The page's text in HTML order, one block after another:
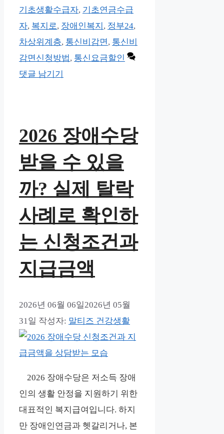
테
고
리
그
기초생활수급자, 기초연금수급
자, 복지로, 장애인복지 , 정부24,
차상위계층, 통신비감면, 통신비
감면신청방법, 통신요금할인
댓글 남기기
2026 장애수당
받을 수 있을
까? 실제 탈락
사례로 확인하
는 신청조건과
지급금액
2026년 06월 06일2026년 05월
31일 작성자: 말티즈 건강생활
2026 장애수당은 저소득 장애
인의 생활 안정을 지원하기 위한
대표적인 복지급여입니다. 하지
만 장애인연금과 헷갈리거나, 본